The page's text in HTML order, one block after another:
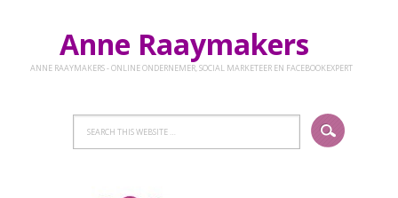
Anne Raaymakers
ANNE RAAYMAKERS - ONLINE ONDERNEMER, SOCIAL MARKETEER EN FACEBOOKEXPERT